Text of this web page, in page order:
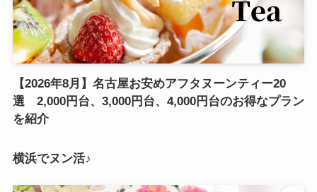
【2026年8月】名古屋お安めアフタヌーンティー20
選 2,000円台、3,000円台、4,000円台のお得なプラン
を紹介
横浜でヌン活♪